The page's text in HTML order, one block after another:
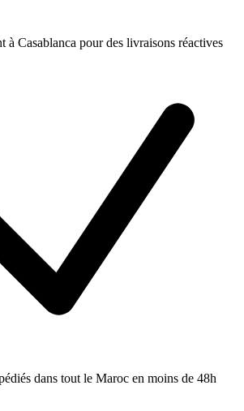
à Casablanca pour des livraisons réactives
dans tout le Maroc en moins de 48h